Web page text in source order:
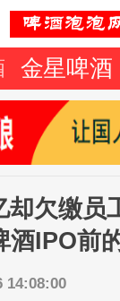
金星啤酒
却欠缴员
酒IPO前
14:08:00